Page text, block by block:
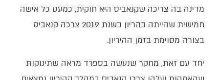
מדינה בה צריכה שקנאביס היא חוקית, כמעט כל אישה
חמישית שהייתה בהריון בשנת 2019 צרכה קנאביס
בצורה מסוימת בזמן ההיריון.
יחד עם זאת, מחקר שנעשה בספרד מראה שתינוקות